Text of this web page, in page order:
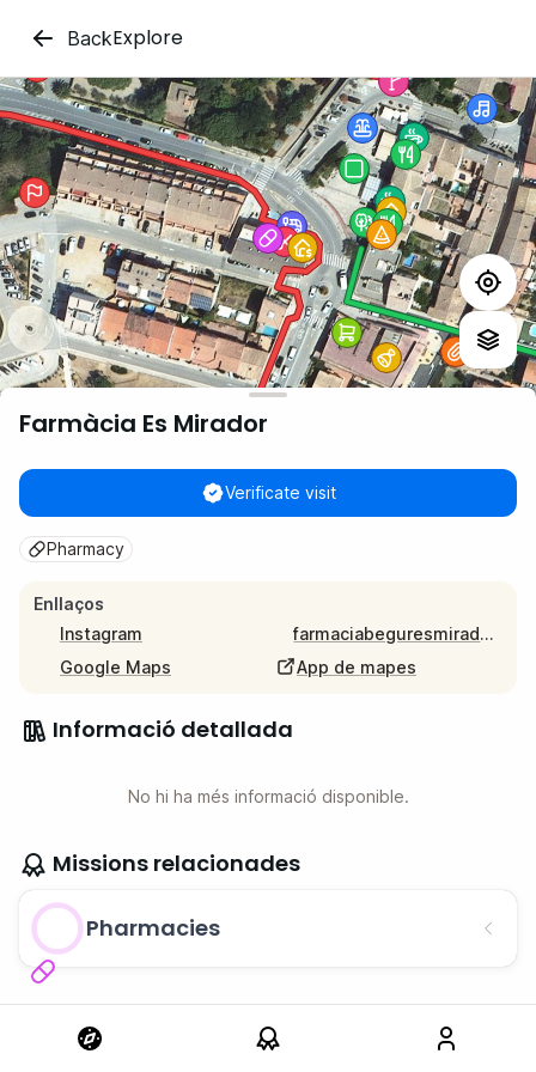
BackExplore
Farmàcia Es Mirador
Verificate visit
Pharmacy
Enllaços
Instagram
farmaciabeguresmirador.com
Google Maps
App de mapes
Informació detallada
No hi ha més informació disponible.
Missions relacionades
Pharmacies